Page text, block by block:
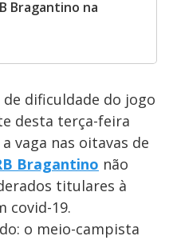
Bragantino na
dificuldade do jogo
desta terça-feira
vaga nas oitavas de
Bragantino não
titulares à
covid-19.
o meio-campista